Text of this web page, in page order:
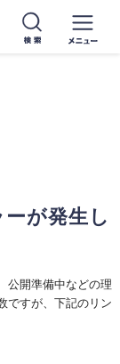
が発生し
公開準備中などの理
ですが、下記のリン